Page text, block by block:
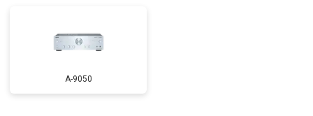
A-9050